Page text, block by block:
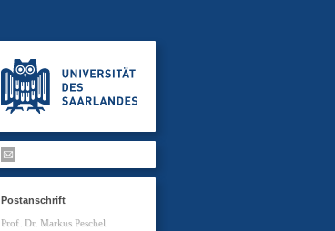
Postanschrift
Prof. Dr. Markus Peschel